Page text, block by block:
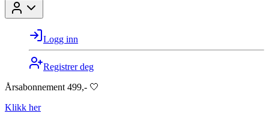
Logg inn
Registrer deg
Årsabonnement 499,- 🤍
Klikk her